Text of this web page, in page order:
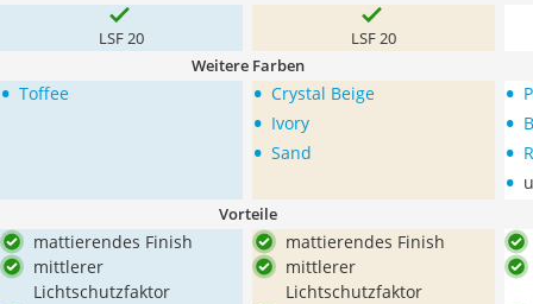
LSF 20 LSF 20
Weitere Farben
• Toffee • Crystal Beige
• Ivory
• Sand
•
•
•
•
Vorteile
mattierendes Finish
mittlerer
Lichtschutzfaktor
mattierendes Finish
mittlerer
Lichtschutzfaktor